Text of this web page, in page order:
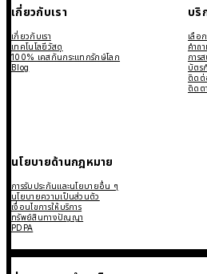
เกี่ยวกับเรา
เกี่ยวกับเรา
เทคโนโลยีวัสดุ
100% เคสกันกระแทกรักษ์โลก
Blog
บริ
เลือ
คำถ
การ
บัตร
ติดต่
ติดต
นโยบายด้านกฎหมาย
การรับประกันและนโยบายอื่น ๆ
นโยบายความเป็นส่วนตัว
เงื่อนไขการให้บริการ
ทรัพย์สินทางปัญญา
PDPA